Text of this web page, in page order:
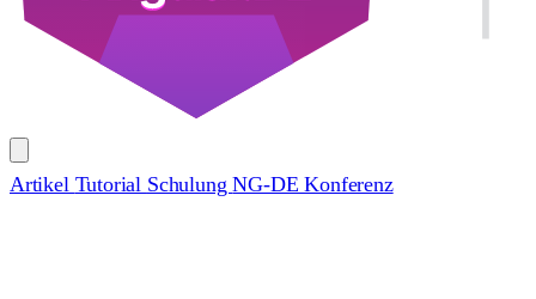
Artikel Tutorial SchulungNG-DE Konferenz